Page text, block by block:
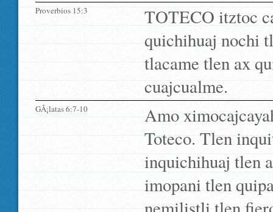
Proverbios 15:3
TOTECO itztoc
quichihuaj nochi
tlacame tlen ax
cuajcualme.
GÃ¡latas 6:7-10
Amo
Toteco. Tlen
inquichihuaj tlen
imopani tlen